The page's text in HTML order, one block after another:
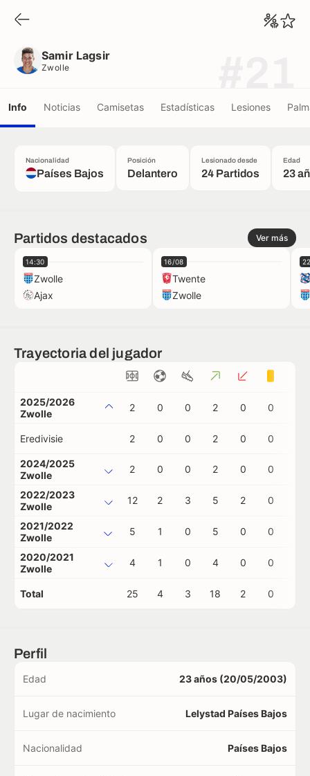
Samir Lagsir
Zwolle
Info Noticias Camisetas Estadísticas Lesiones
Nacionalidad
Países Bajos
Posición
Delantero
Lesionado desde
24 Partidos
Edad
23
Partidos destacados Ver más
14:30
Zwolle
Ajax
16/08
Twente
Zwolle
Trayectoria del jugador
2025/2026
Zwolle
2 0 0 2 0 0
Eredivisie 2 0 0 2 0 0
2024/2025
Zwolle
2 0 0 2 0 0
2022/2023
Zwolle
12 2 3 5 2 0
2021/2022
Zwolle
5 1 0 5 0 0
2020/2021
Zwolle
4 1 0 4 0 0
Total 25 4 3 18 2 0
Perfil
Edad 23 años (20/05/2003)
Lugar de nacimiento Lelystad Países Bajos
Nacionalidad Países Bajos